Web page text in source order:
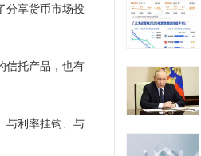
分享货币市场投
托产品，也有
利率挂钩、与